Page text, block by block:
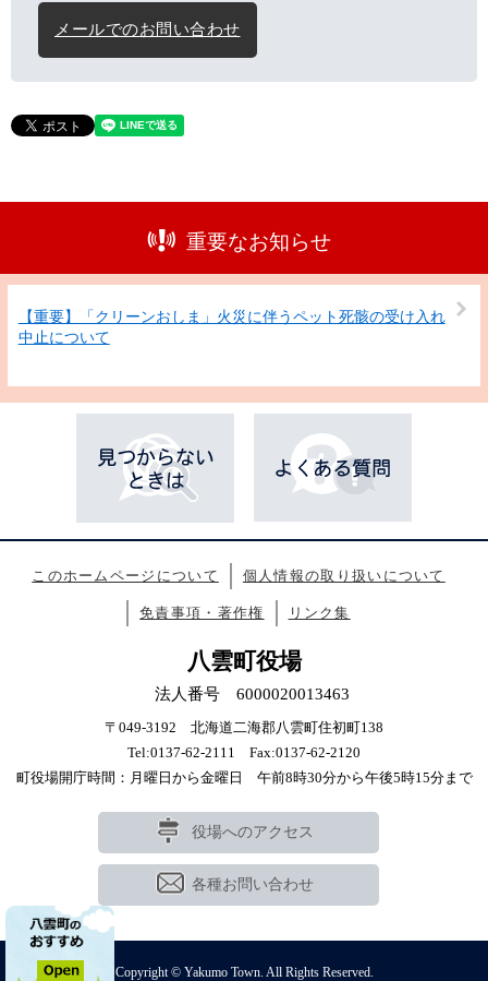
メールでのお問い合わせ
重要なお知らせ
【重要】「クリーンおしま」火災に伴うペット死骸の受け入れ
中止について
このホームページについて 個人情報の取り扱いについて
免責事項・著作権 リンク集
八雲町役場
法人番号 6000020013463
〒049-3192 北海道二海郡八雲町住初町138
Tel:0137-62-2111 Fax:0137-62-2120
町役場開庁時間：月曜日から金曜日 午前8時30分から午後5時15分まで
役場へのアクセス
各種お問い合わせ
Copyright © Yakumo Town. All Rights Reserved.